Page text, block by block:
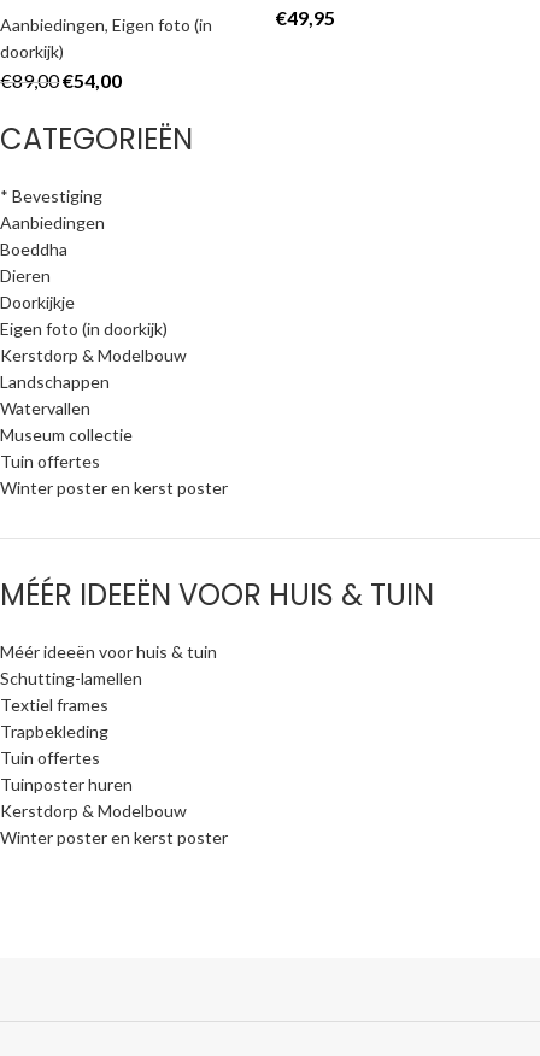
CATEGORIEËN
* Bevestiging
Aanbiedingen
Boeddha
Dieren
Doorkijkje
Eigen foto (in doorkijk)
Kerstdorp & Modelbouw
Landschappen
Watervallen
Museum collectie
Tuin offertes
Winter poster en kerst poster
MÉÉR IDEEËN VOOR HUIS & TUIN
Méér ideeën voor huis & tuin
Schutting-lamellen
Textiel frames
Trapbekleding
Tuin offertes
Tuinposter huren
Kerstdorp & Modelbouw
Winter poster en kerst poster
Aanbiedingen, Eigen foto (in
doorkijk)
€89,00€54,00
€49,95